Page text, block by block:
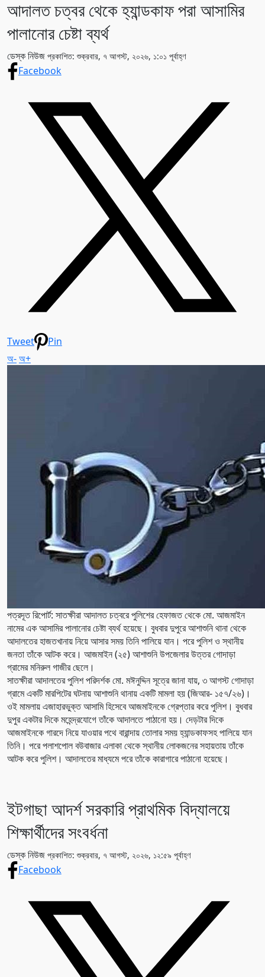
আদালত চত্বর থেকে হ্যান্ডকাফ পরা আসামির
পালানোর চেষ্টা ব্যর্থ
ডেস্ক নিউজ প্রকাশিত: শুক্রবার, ৭ আগস্ট, ২০২৬, ১:০১ পূর্বাহ্ণ
Facebook
Tweet
Pin
অ-অ+
পত্রদূত রিপোর্ট: সাতক্ষীরা আদালত চত্বরে পুলিশের হেফাজত থেকে মো. আজমাইন
নামের এক আসামির পালানোর চেষ্টা ব্যর্থ হয়েছে। বুধবার দুপুরে আশাশুনি থানা থেকে
আদালতের হাজতখানায় নিয়ে আসার সময় তিনি পালিয়ে যান। পরে পুলিশ ও স্থানীয়
জনতা তাঁকে আটক করে। আজমাইন (২৫) আশাশুনি উপজেলার উত্তর গোদাড়া
গ্রামের মনিরুল গাজীর ছেলে।
সাতক্ষীরা আদালতের পুলিশ পরিদর্শক মো. মঈনুদ্দিন সূত্রে জানা যায়, ৩ আগস্ট গোদাড়া
গ্রামে একটি মারপিটের ঘটনায় আশাশুনি থানায় একটি মামলা হয় (জিআর- ১৫৭/২৬)।
ওই মামলায় এজাহারভুক্ত আসামি হিসেবে আজমাইনকে গ্রেপ্তার করে পুলিশ। বুধবার
দুপুর একটার দিকে মহেন্দ্রযোগে তাঁকে আদালতে পাঠানো হয়। দেড়টার দিকে
আজমাইনকে গারদে নিয়ে যাওয়ার পথে বারান্দায় তোলার সময় হ্যান্ডকাফসহ পালিয়ে যান
তিনি। পরে পলাশপোল বউবাজার এলাকা থেকে স্থানীয় লোকজনের সহায়তায় তাঁকে
আটক করে পুলিশ। আদালতের মাধ্যমে পরে তাঁকে কারাগারে পাঠানো হয়েছে।
ইটগাছা আদর্শ সরকারি প্রাথমিক বিদ্যালয়ে
শিক্ষার্থীদের সংবর্ধনা
ডেস্ক নিউজ প্রকাশিত: শুক্রবার, ৭ আগস্ট, ২০২৬, ১২:৫৯ পূর্বাহ্ণ
Facebook